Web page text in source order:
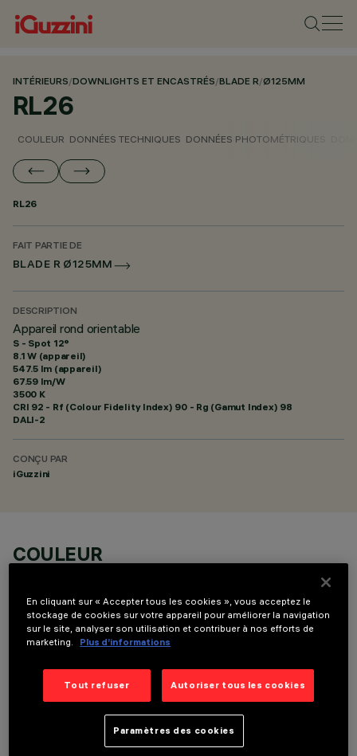
INTÉRIEURS/DOWNLIGHTS ET ENCASTRÉS/BLADE R/Ø125MM
RL26
COULEUR DONNÉES TECHNIQUES DONNÉES PHOTOMÉTRIQUES
RL26
FAIT PARTIE DE
BLADE R Ø125MM
DESCRIPTION
Appareil rond orientable
S - Spot 12°
8.1 W (appareil)
547.5 lm (appareil)
67.59 lm/W
3500 K
CRI 92 - Rf (Colour Fidelity Index) 90 - Rg (Gamut Index) 98
DALI-2
CONÇU PAR
iGuzzini
COULEUR
DONNÉES TECHNIQUES
En cliquant sur « Accepter tous les cookies », vous acceptez le
stockage de cookies sur votre appareil pour améliorer la navigation
sur le site, analyser son utilisation et contribuer à nos efforts de
marketing.
Plus d’informations
Tout refuser Autoriser tous les cookies
Paramètres des cookies